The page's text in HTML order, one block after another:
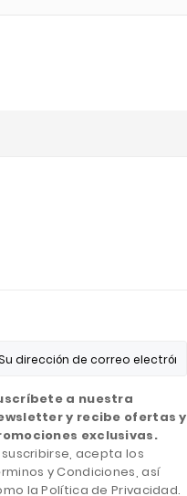
a nuestra
y recibe ofertas y
exclusivas.
suscribirse, acepta los
y Condiciones, así
la Política de Privacidad.